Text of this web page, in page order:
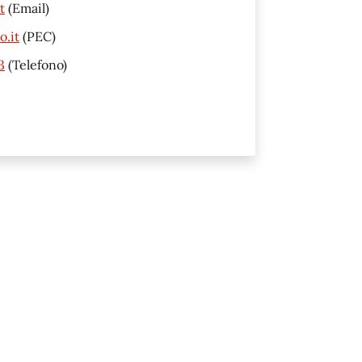
(Email)
(PEC)
(Telefono)